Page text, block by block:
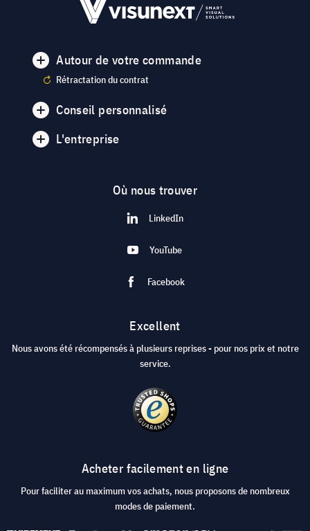
Autour de votre commande
Rétractation du contrat
Conseil personnalisé
L'entreprise
Où nous trouver
LinkedIn
YouTube
Facebook
Excellent
Nous avons été récompensés à plusieurs reprises - pour nos prix et notre
service.
Acheter facilement en ligne
Pour faciliter au maximum vos achats, nous proposons de nombreux
modes de paiement.